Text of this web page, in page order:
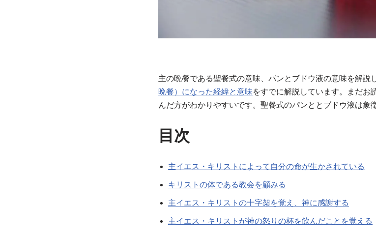
主の晩餐である聖餐式の意味、パンとブドウ液の意味を解説
晩餐）になった経緯と意味をすでに解説しています。まだお
んだ方がわかりやすいです。聖餐式のパンととブドウ液は象
目次
主イエス・キリストによって自分の命が生かされている
キリストの体である教会を顧みる
主イエス・キリストの十字架を覚え、神に感謝する
主イエス・キリストが神の怒りの杯を飲んだことを覚える